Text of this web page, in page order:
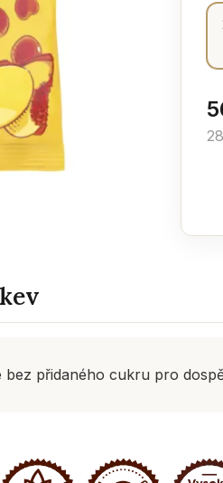
přidaného cukru pro